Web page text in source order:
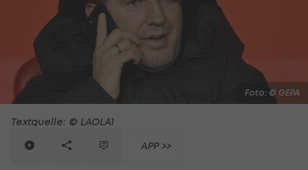
Foto: © GEPA
Textquelle: © LAOLA1
APP >>